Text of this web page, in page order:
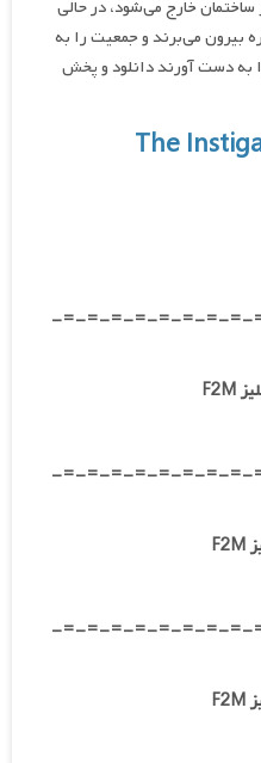
ساختمان خارج می‌شود، در حالی
بیرون می‌برند و جمعیت را به
به دست آورند دانلود و پخش
-=-=-=-=-=-=-=-
-=-=-=-=-=-=-=-
-=-=-=-=-=-=-=-